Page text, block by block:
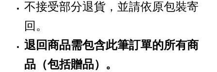
不接受部分退貨，並請依原包裝寄
回。
退回商品需包含此筆訂單的所有商
品 （包括贈品） 。